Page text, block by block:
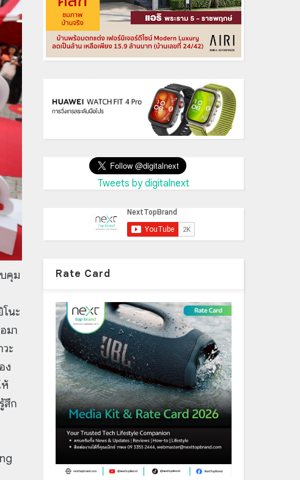
คุม
นะ
มา
ะ
ง
ห้
สึก
Tweets by digitalnext
Rate Card